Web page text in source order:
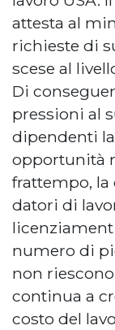
attesta al
richieste di
scese al
Di
pressioni al
dipendenti
opportunità
frattempo, la
datori di
numero di
non
continua a
costo del